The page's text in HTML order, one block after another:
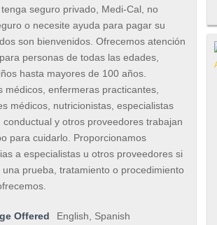
seguro privado, Medi-Cal, no
o necesite ayuda para pagar su
son bienvenidos. Ofrecemos atención
personas de todas las edades,
hasta mayores de 100 años.
médicos, enfermeras practicantes,
médicos, nutricionistas, especialistas
conductual y otros proveedores trabajan
para cuidarlo. Proporcionamos
a especialistas u otros proveedores si
una prueba, tratamiento o procedimiento
Offered English, Spanish